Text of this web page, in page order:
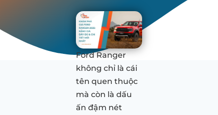
Ford Ranger
không chỉ là cái
tên quen thuộc
mà còn là dấu
ấn đậm nét